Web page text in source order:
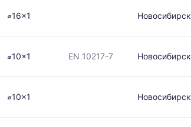
⌀16x1 Новосибирск
⌀10x1 EN 10217-7 Новосибирск
⌀10x1 Новосибирск